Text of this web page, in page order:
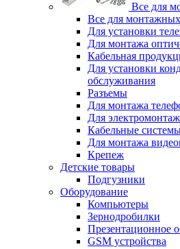
Все для
Все для
Для установки
Для монтажа
Кабельная
Для установки
обслуживания
Разъемы
Для монтажа
Для
Кабельные
Для монтажа
Крепеж
Детские товары
Подгузники
Оборудование
Компьютеры
Зернодробилки
Презентационное
GSM устройства